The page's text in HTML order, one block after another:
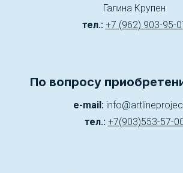
Галина Крупен
тел.: +7 (962) 903-95-
По вопросу
e-mail:
тел.: +7(903)553-57-